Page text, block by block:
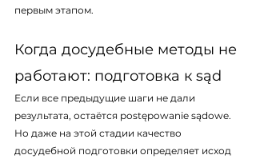
первым этапом.
Когда досудебные методы не
работают: подготовка к sąd
Если все предыдущие шаги не дали
результата, остаётся postępowanie sądowe.
Но даже на этой стадии качество
досудебной подготовки определяет исход